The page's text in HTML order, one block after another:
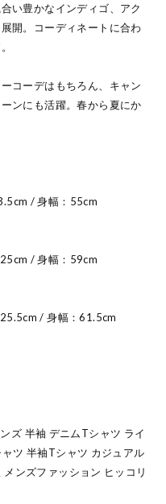
い豊かなインディゴ、アク
開。コーディネートに合わ
コーデはもちろん、キャン
ンにも活躍。春から夏にか
/ 身幅：55cm
/ 身幅：59cm
/ 身幅：61.5cm
ズ 半袖 デニムTシャツ ライ
ツ 半袖Tシャツ カジュアル
ンズファッション ヒッコリ